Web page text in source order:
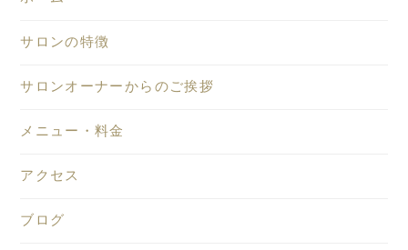
サロンの特徴
サロンオーナーからのご挨拶
メニュー・料金
アクセス
ブログ